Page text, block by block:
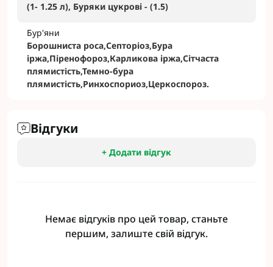
(1- 1.25 л), Буряки цукрові - (1.5)
Бур'яни
Борошниста роса,Септоріоз,Бура
іржа,Піренофороз,Карликова іржа,Сітчаста
плямистість,Темно-бура
плямистість,Ринхоспориоз,Церкоспороз.
Відгуки
+ Додати відгук
Немає відгуків про цей товар, станьте
першим, залиште свій відгук.